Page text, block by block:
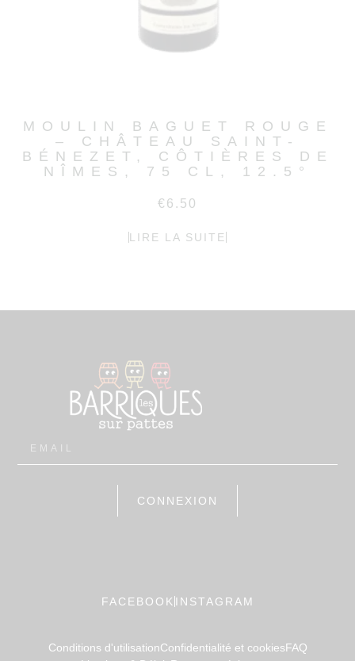
MOULIN BAGUET ROUGE
– CHÂTEAU SAINT-
BÉNEZET, CÔTIÈRES DE
NÎMES, 75 CL, 12.5°
€ 6.50
LIRE LA SUITE
CONNEXION
FACEBOOK INSTAGRAM
Conditions d'utilisationConfidentialité et cookiesFAQ